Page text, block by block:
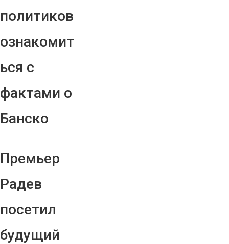
политиков
ознакомит
ься с
фактами о
Банско
Премьер
Радев
посетил
будущий